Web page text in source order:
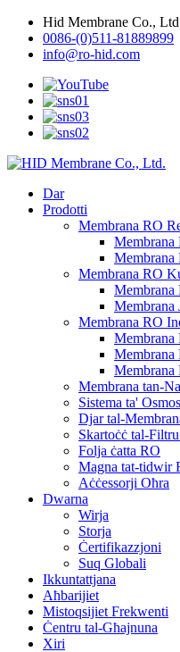
Hid Membrane Co.,
0086-(0)511-81889899
info@ro-hid.com
Dar
Prodotti
Membrana RO
Membrana
Membrana
Membrana RO
Membrana
Membrana
Membrana RO
Membrana
Membrana
Membrana tan-
Sistema ta'
Djar tal-
Skartoċċ tal-
Folja ċatta RO
Magna tat-tidwir
Aċċessorji Oħra
Dwarna
Wirja
Storja
Ċertifikazzjoni
Suq Globali
Ikkuntattjana
Aħbarijiet
Mistoqsijiet Frekwenti
Ċentru tal-Għajnuna
Xiri